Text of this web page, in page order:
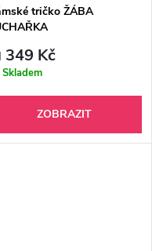
tričko ŽÁBA
349 Kč
Skladem
ZOBRAZIT